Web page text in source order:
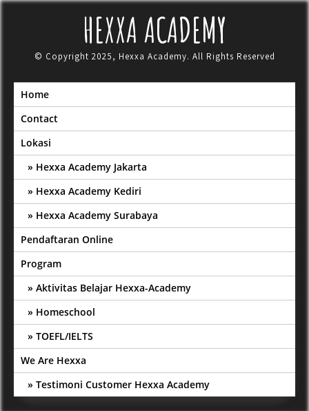
Skip
HEXXA ACADEMY
© Copyright 2025, Hexxa Academy. All Rights Reserved
Home
Contact
Lokasi
Hexxa Academy Jakarta
Hexxa Academy Kediri
Hexxa Academy Surabaya
Pendaftaran Online
Program
Aktivitas Belajar Hexxa-Academy
Homeschool
TOEFL/IELTS
We Are Hexxa
Testimoni Customer Hexxa Academy